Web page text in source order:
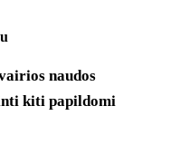
naudos
kiti papildomi